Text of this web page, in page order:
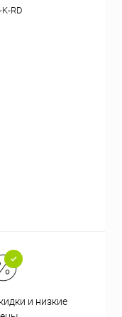
RD
и низкие